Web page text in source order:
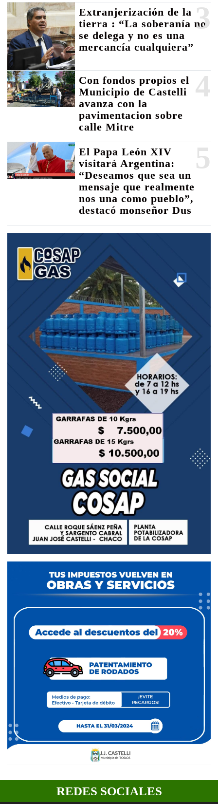
3
Extranjerización de la
tierra : “La soberanía no
se delega y no es una
mercancía cualquiera”
4
Con fondos propios el
Municipio de Castelli
avanza con la
pavimentacion sobre
calle Mitre
5
El Papa León XIV
visitará Argentina:
“Deseamos que sea un
mensaje que realmente
nos una como pueblo”,
destacó monseñor Dus
REDES SOCIALES